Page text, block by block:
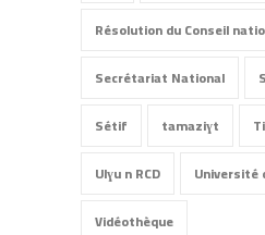
Résolution du Conseil
Secrétariat National
Sétif
tamaziɣt
Ulɣu n RCD
Université
Vidéothèque